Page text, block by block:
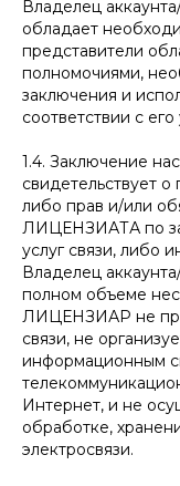
Владелец
обладает
представители
полномочиями,
заключения и
соответствии с
1.4. Заключение
свидетельствует
либо прав и/или
ЛИЦЕНЗИАТА по
услуг связи, либо
Владелец
полном объеме
ЛИЦЕНЗИАР не
связи, не
информационным
Интернет, и не
обработке,
электросвязи.